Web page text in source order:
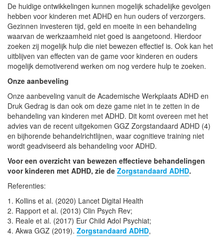
De huidige ontwikkelingen kunnen mogelijk schadelijke gevolgen
hebben voor kinderen met ADHD en hun ouders of verzorgers.
Gezinnen investeren tijd, geld en moeite in een behandeling
waarvan de werkzaamheid niet goed is aangetoond. Hierdoor
zoeken zij mogelijk hulp die niet bewezen effectief is. Ook kan het
uitblijven van effecten van de game voor kinderen en ouders
mogelijk demotiverend werken om nog verdere hulp te zoeken.
Onze aanbeveling
Onze aanbeveling vanuit de Academische Werkplaats ADHD en
Druk Gedrag is dan ook om deze game niet in te zetten in de
behandeling van kinderen met ADHD. Dit komt overeen met het
advies van de recent uitgekomen GGZ Zorgstandaard ADHD (4)
en bijhorende behandelrichtlijnen, waar cognitieve training niet
wordt geadviseerd als behandeling voor ADHD.
Voor een overzicht van bewezen effectieve behandelingen
voor kinderen met ADHD, zie de Zorgstandaard ADHD.
Referenties:
1. Kollins et al. (2020) Lancet Digital Health
2. Rapport et al. (2013) Clin Psych Rev;
3. Reale et al. (2017) Eur Child Adol Psychiat;
4. Akwa GGZ (2019). Zorgstandaard ADHD,